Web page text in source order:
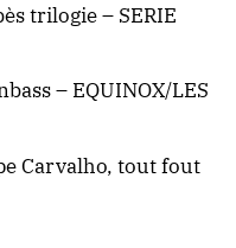
trilogie – SERIE
– EQUINOX/LES
Carvalho, tout fout